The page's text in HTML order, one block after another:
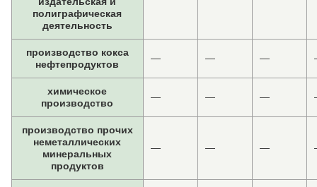
полиграфическая
деятельность
производство кокса
нефтепродуктов
— — —
химическое
производство
— — —
производство прочих
неметаллических
минеральных
продуктов
— — —